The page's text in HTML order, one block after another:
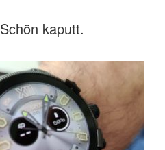
kaputt.